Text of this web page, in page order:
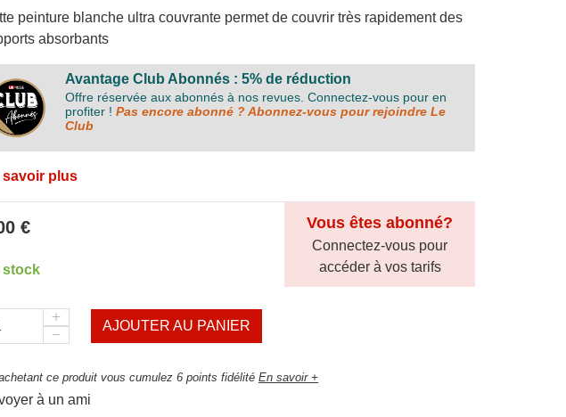
peinture blanche ultra couvrante permet de couvrir très rapidement des
absorbants
Avantage Club Abonnés : 5% de réduction
Offre réservée aux abonnés à nos revues. Connectez-vous pour en
profiter ! Pas encore abonné ? Abonnez-vous pour rejoindre Le
Club
savoir plus
€
stock
Vous êtes abonné?
Connectez-vous pour
accéder à vos tarifs
AJOUTER AU PANIER
ce produit vous cumulez 6 points fidélité En savoir +
à un ami